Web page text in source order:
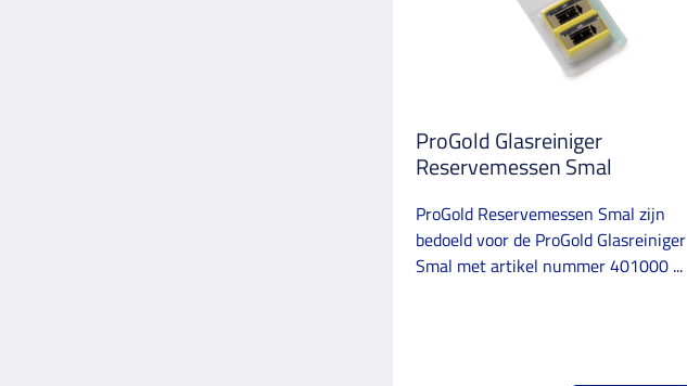
ProGold Glasreiniger
Reservemessen Smal
ProGold Reservemessen Smal zijn
bedoeld voor de ProGold Glasreiniger
Smal met artikel nummer 401000 ...